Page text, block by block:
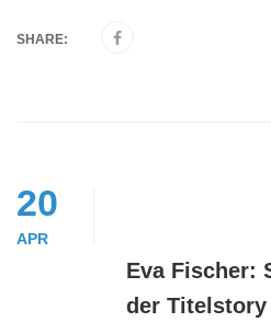
SHARE:
20
APR
Eva Fischer:
der Titelstory